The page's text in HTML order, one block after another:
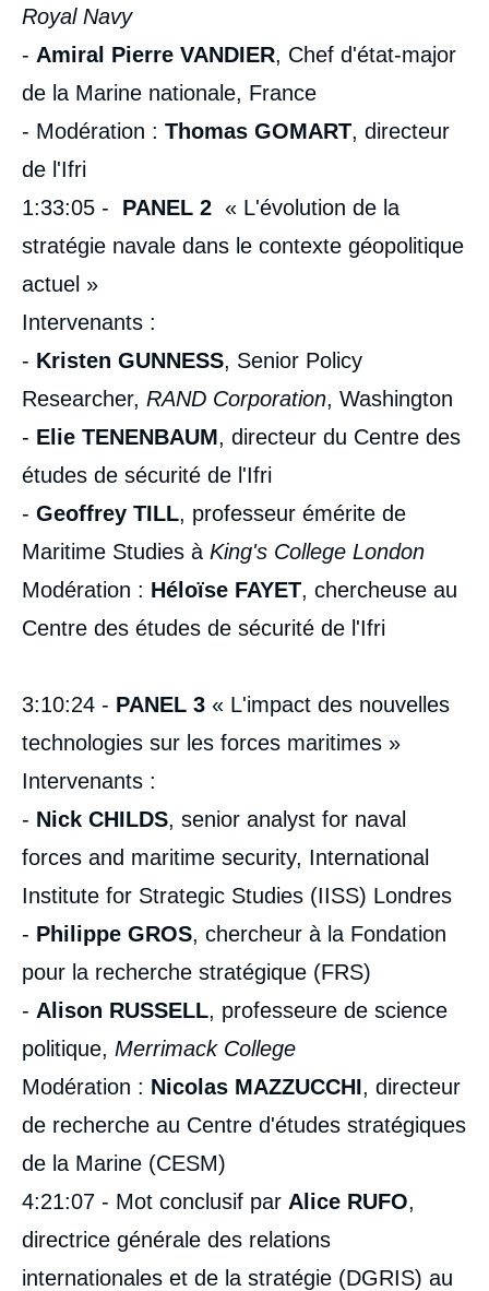
Royal Navy
- Amiral Pierre VANDIER, Chef d'état-major
de la Marine nationale, France
- Modération : Thomas GOMART, directeur
de l'Ifri
1:33:05 - PANEL 2 « L'évolution de la
stratégie navale dans le contexte géopolitique
actuel »
Intervenants :
- Kristen GUNNESS, Senior Policy
Researcher, RAND Corporation, Washington
​- Elie TENENBAUM, directeur du Centre des
études de sécurité de l'Ifri
- Geoffrey TILL, professeur émérite de
Maritime Studies à King's College London
Modération : Héloïse FAYET, chercheuse au
Centre des études de sécurité de l'Ifri
3:10:24 - PANEL 3 « L'impact des nouvelles
technologies sur les forces maritimes »
Intervenants :
- Nick CHILDS, senior analyst for naval
forces and maritime security, International
Institute for Strategic Studies (IISS) Londres
- Philippe GROS, chercheur à la Fondation
pour la recherche stratégique (FRS)
- Alison RUSSELL, professeure de science
politique, Merrimack College
Modération : Nicolas MAZZUCCHI, directeur
de recherche au Centre d'études stratégiques
de la Marine (CESM)
4:21:07 - Mot conclusif par Alice RUFO,
directrice générale des relations
internationales et de la stratégie (DGRIS) au